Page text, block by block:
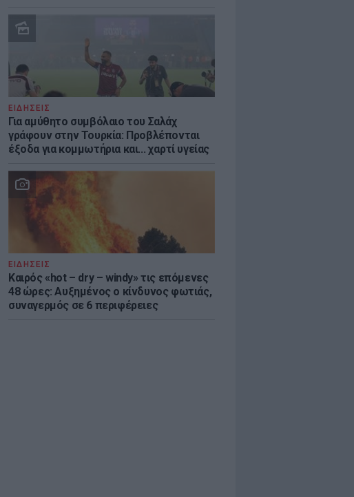
ΕΙΔΗΣΕΙΣ
Για αμύθητο συμβόλαιο του Σαλάχ
γράφουν στην Τουρκία: Προβλέπονται
έξοδα για κομμωτήρια και... χαρτί υγείας
ΕΙΔΗΣΕΙΣ
Καιρός «hot – dry – windy» τις επόμενες
48 ώρες: Αυξημένος ο κίνδυνος φωτιάς,
συναγερμός σε 6 περιφέρειες